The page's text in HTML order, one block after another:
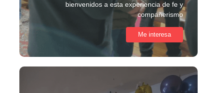
bienvenidos a esta experiencia de fe y
compañerismo
Me interesa